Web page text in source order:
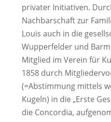
privater Initiativen.
Nachbarschaft zur
Louis auch in die
Wupperfelder und
Mitglied im Verein für
1858 durch
(=Abstimmung mittels
Kugeln) in die „Erste
die Concordia,